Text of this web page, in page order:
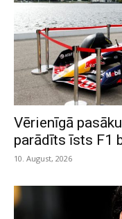
Vērienīgā
parādīts īsts F1
10. August, 2026